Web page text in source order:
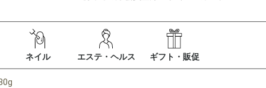
ネイル エステ・ヘルス ギフト・販促